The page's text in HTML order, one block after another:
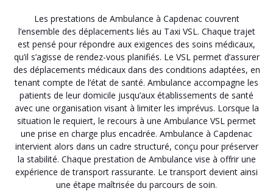
Les prestations de Ambulance à Capdenac couvrent
l’ensemble des déplacements liés au Taxi VSL. Chaque trajet
est pensé pour répondre aux exigences des soins médicaux,
qu’il s’agisse de rendez-vous planifiés. Le VSL permet d’assurer
des déplacements médicaux dans des conditions adaptées, en
tenant compte de l’état de santé. Ambulance accompagne les
patients de leur domicile jusqu’aux établissements de santé
avec une organisation visant à limiter les imprévus. Lorsque la
situation le requiert, le recours à une Ambulance VSL permet
une prise en charge plus encadrée. Ambulance à Capdenac
intervient alors dans un cadre structuré, conçu pour préserver
la stabilité. Chaque prestation de Ambulance vise à offrir une
expérience de transport rassurante. Le transport devient ainsi
une étape maîtrisée du parcours de soin.